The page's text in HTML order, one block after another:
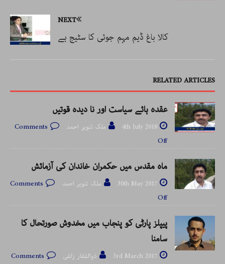
NEXT
کالا باغ ڈیم مہم جوئی کا سٹیج ہے
RELATED ARTICLES
عقدہ ہائے سیاست اور نا دیدہ قوتیں
4th July 2018 ملک تنویر احمد
Comments
Off
ماہ مقدس میں حکمران خاندان کی آزمائش
30th May 2017 ملک تنویر احمد
Comments
Off
پیپلز پارٹی کو پنجاب میں مخدوش صورتحال کا
سامنا
3rd March 2017 ذوالفقار زلفی
Comments